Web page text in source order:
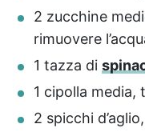
2 zucchine
rimuovere
1 tazza di
1 cipolla
2 spicchi